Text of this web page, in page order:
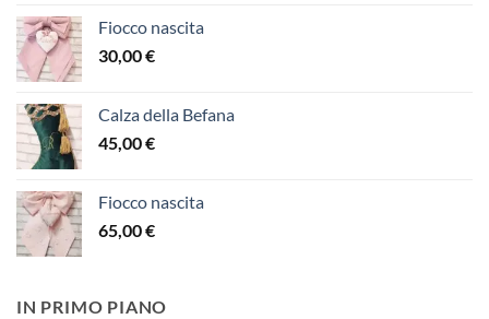
Fiocco nascita
30,00€
Calza della Befana
45,00€
Fiocco nascita
65,00€
IN PRIMO PIANO